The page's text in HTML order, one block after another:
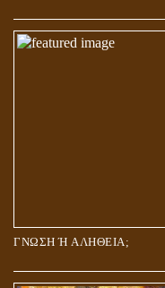
ΓΝΩΣΗ Ή ΑΛΗΘΕΙΑ;